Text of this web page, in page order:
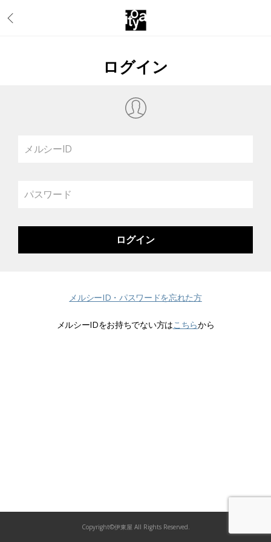
ログイン
メルシーID
パスワード
メルシーID・パスワードを忘れた方
メルシーIDをお持ちでない方はこちらから
Copyright©伊東屋 All Rights Reserved.